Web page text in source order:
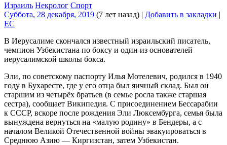
Израиль Некролог Спорт
Суббота, 28 декабря, 2019 (7 лет назад) | Добавить в закладки |
EC
В Иерусалиме скончался известный израильский писатель,
чемпион Узбекистана по боксу и один из основателей
иерусалимской школы бокса.
Эли, по советскому паспорту Илья Мотелевич, родился в 1940
году в Бухаресте, где у его отца был яичный склад. Был он
старшим из четырёх братьев (в семье росла также старшая
сестра), сообщает Википедия. С присоединением Бессарабии
к СССР, вскоре после рождения Эли Люксембурга, семья была
вынуждена вернуться на «малую родину» в Бендеры, а с
началом Великой Отечественной войны эвакуироваться в
Среднюю Азию — Киргизстан, затем Узбекистан.